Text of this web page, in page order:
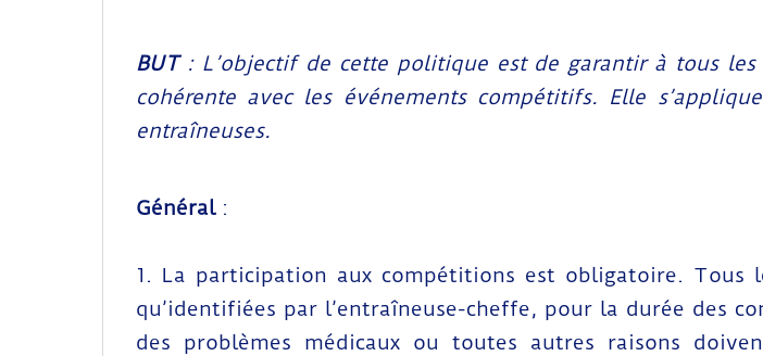
BUT: L’objectif de cette politique est de garantir à tous
cohérente avec les événements compétitifs. Elle
entraîneuses.
Général:
1. La participation aux compétitions est obligatoire.
qu’identifiées par l’entraîneuse-cheffe, pour la durée des
des problèmes médicaux ou toutes autres raisons